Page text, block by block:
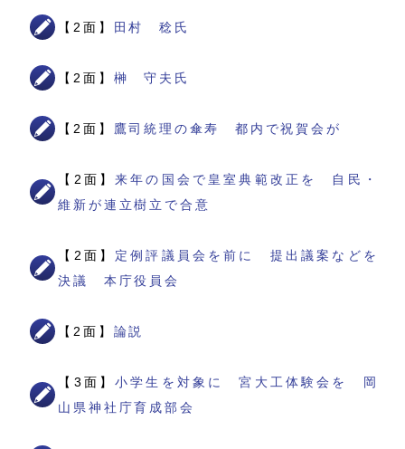
【2面】 田村 稔氏
【2面】 榊 守夫氏
【2面】 鷹司統理の傘寿 都内で祝賀会が
【2面】来年の国会で皇室典範改正を 自民・
維新が連立樹立で合意
【2面】 定例評議員会を前に 提出議案などを
決議 本庁役員会
【2面】 論説
【3面】小学生を対象に 宮大工体験会を 岡
山県神社庁育成部会